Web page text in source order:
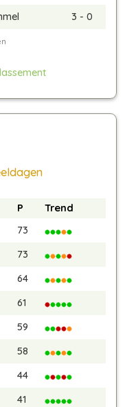
3 - 0
P
Trend
73
73
64
61
59
58
44
41